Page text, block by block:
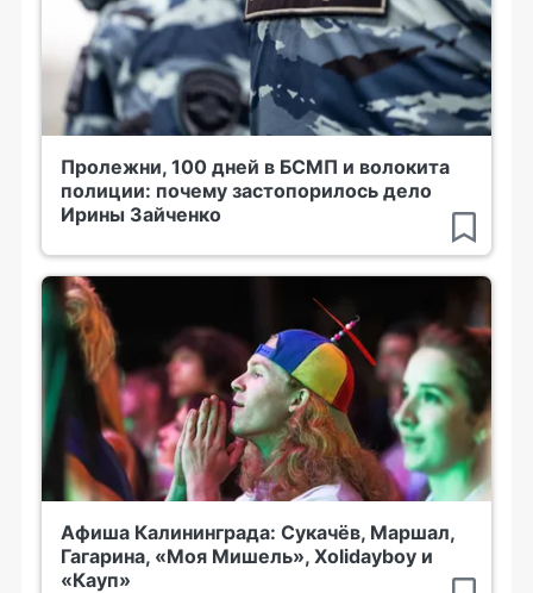
Пролежни, 100 дней в БСМП и волокита
полиции: почему застопорилось дело
Ирины Зайченко
Афиша Калининграда: Сукачёв, Маршал,
Гагарина, «Моя Мишель», Xolidayboy и
«Кауп»